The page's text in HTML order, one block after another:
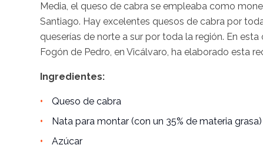
Media, el queso de cabra se empleaba como
Santiago. Hay excelentes quesos de cabra por
queserías de norte a sur por toda la región. En
Fogón de Pedro, en Vicálvaro, ha elaborado esta
Ingredientes:
Queso de cabra
Nata para montar (con un 35% de materia grasa)
Azúcar